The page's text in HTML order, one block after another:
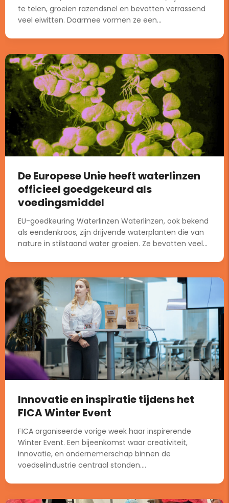
te telen, groeien razendsnel en bevatten verrassend
veel eiwitten. Daarmee vormen ze een...
De Europese Unie heeft waterlinzen
officieel goedgekeurd als
voedingsmiddel
EU-goedkeuring Waterlinzen Waterlinzen, ook bekend
als eendenkroos, zijn drijvende waterplanten die van
nature in stilstaand water groeien. Ze bevatten veel...
Innovatie en inspiratie tijdens het
FICA Winter Event
FICA organiseerde vorige week haar inspirerende
Winter Event. Een bijeenkomst waar creativiteit,
innovatie, en ondernemerschap binnen de
voedselindustrie centraal stonden....